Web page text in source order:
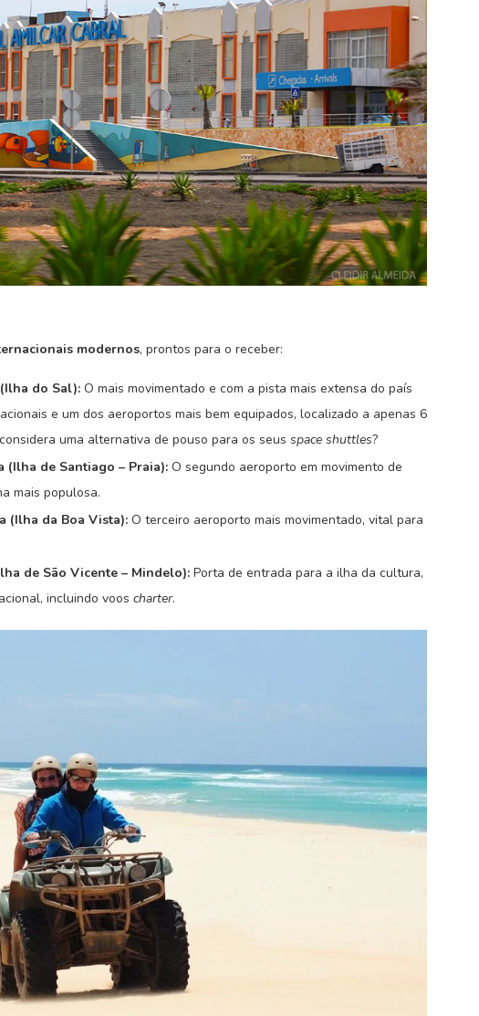
modernos, prontos para o receber:
do Sal): O mais movimentado e com a pista mais extensa do país
e um dos aeroportos mais bem equipados, localizado a apenas 6
uma alternativa de pouso para os seus space shuttles?
de Santiago – Praia): O segundo aeroporto em movimento de
mais populosa.
(Ilha da Boa Vista): O terceiro aeroporto mais movimentado, vital para
de São Vicente – Mindelo): Porta de entrada para a ilha da cultura,
incluindo voos charter.